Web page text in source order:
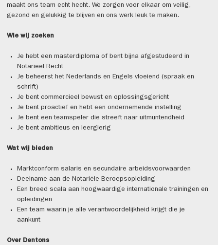
maakt ons team echt hecht. We zorgen voor elkaar om veilig,
gezond en gelukkig te blijven en ons werk leuk te maken.
Wie wij zoeken
Je hebt een masterdiploma of bent bijna afgestudeerd in
Notarieel Recht
Je beheerst het Nederlands en Engels vloeiend (spraak en
schrift)
Je bent commercieel bewust en oplossingsgericht
Je bent proactief en hebt een ondernemende instelling
Je bent een teamspeler die streeft naar uitmuntendheid
Je bent ambitieus en leergierig
Wat wij bieden
Marktconform salaris en secundaire arbeidsvoorwaarden
Deelname aan de Notariële Beroepsopleiding
Een breed scala aan hoogwaardige internationale trainingen en
opleidingen
Een team waarin je alle verantwoordelijkheid krijgt die je
aankunt
Over Dentons